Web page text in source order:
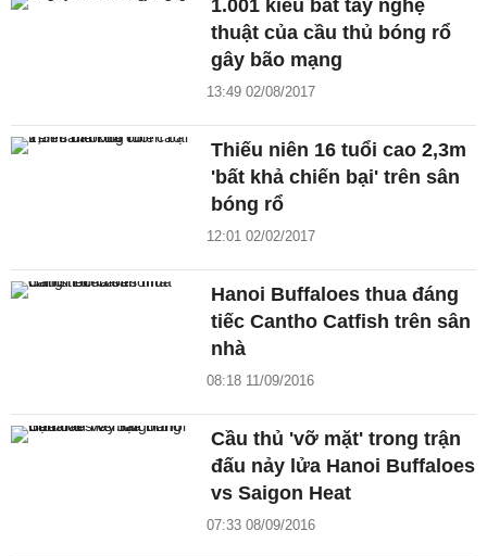
1.001 kiểu bắt tay nghệ
thuật của cầu thủ bóng rổ
gây bão mạng
13:49 02/08/2017
Thiếu niên 16 tuổi cao 2,3m
'bất khả chiến bại' trên sân
bóng rổ
12:01 02/02/2017
Hanoi Buffaloes thua đáng
tiếc Cantho Catfish trên sân
nhà
08:18 11/09/2016
Cầu thủ 'vỡ mặt' trong trận
đấu nảy lửa Hanoi Buffaloes
vs Saigon Heat
07:33 08/09/2016